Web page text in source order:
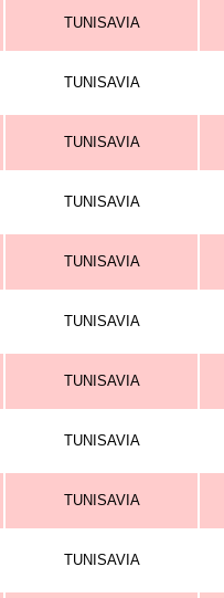
TUNISAVIA
TUNISAVIA
TUNISAVIA
TUNISAVIA
TUNISAVIA
TUNISAVIA
TUNISAVIA
TUNISAVIA
TUNISAVIA
TUNISAVIA